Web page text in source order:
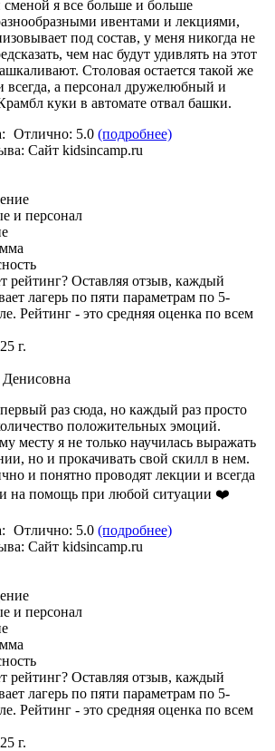
я все больше и больше
ивентами и лекциями,
под состав, у меня никогда не
чем нас будут удивлять на этот
Столовая остается такой же
всегда, а персонал дружелюбный и
куки в автомате отвал башки.
Отлично: 5.0 (подробнее)
Cайт kidsincamp.ru
и персонал
рейтинг? Оставляя отзыв, каждый
лагерь по пяти параметрам по 5-
Рейтинг - это средняя оценка по всем
г.
раз сюда, но каждый раз просто
положительных эмоций.
месту я не только научилась выражать
но и прокачивать свой скилл в нем.
и понятно проводят лекции и всегда
на помощь при любой ситуации ❤️
Отлично: 5.0 (подробнее)
Cайт kidsincamp.ru
и персонал
рейтинг? Оставляя отзыв, каждый
лагерь по пяти параметрам по 5-
Рейтинг - это средняя оценка по всем
г.